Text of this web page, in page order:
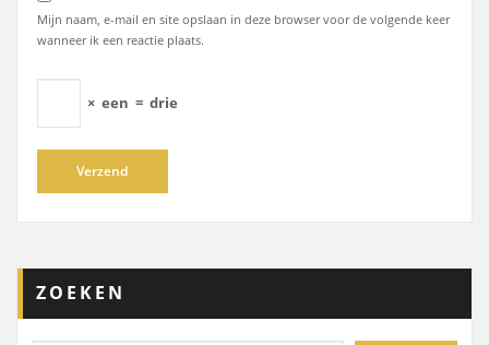
Mijn naam, e-mail en site opslaan in deze browser voor de volgende keer
wanneer ik een reactie plaats.
× een = drie
ZOEKEN